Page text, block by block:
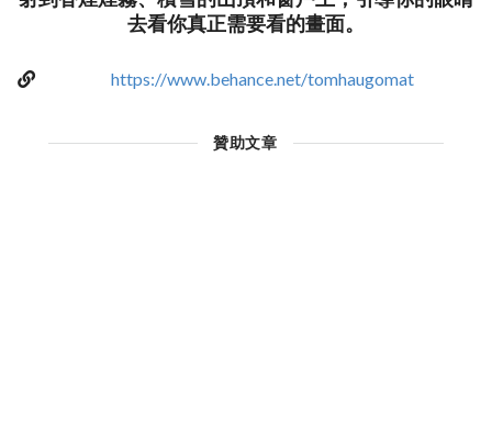
去看你真正需要看的畫面。
https://www.behance.net/tomhaugomat
贊助文章